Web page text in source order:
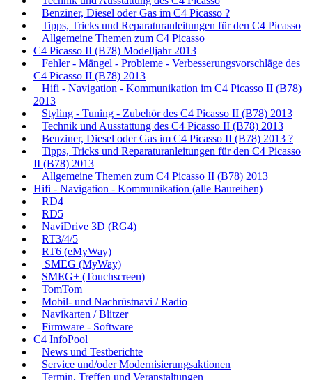
Benziner, Diesel oder Gas im C4 Picasso ?
Tipps, Tricks und Reparaturanleitungen für den C4 Picasso
Allgemeine Themen zum C4 Picasso
C4 Picasso II (B78) Modelljahr 2013
Fehler - Mängel - Probleme - Verbesserungsvorschläge des
C4 Picasso II (B78) 2013
Hifi - Navigation - Kommunikation im C4 Picasso II (B78)
2013
Styling - Tuning - Zubehör des C4 Picasso II (B78) 2013
Technik und Ausstattung des C4 Picasso II (B78) 2013
Benziner, Diesel oder Gas im C4 Picasso II (B78) 2013 ?
Tipps, Tricks und Reparaturanleitungen für den C4 Picasso
II (B78) 2013
Allgemeine Themen zum C4 Picasso II (B78) 2013
Hifi - Navigation - Kommunikation (alle Baureihen)
RD4
RD5
NaviDrive 3D (RG4)
RT3/4/5
RT6 (eMyWay)
SMEG (MyWay)
SMEG+ (Touchscreen)
TomTom
Mobil- und Nachrüstnavi / Radio
Navikarten / Blitzer
Firmware - Software
C4 InfoPool
News und Testberichte
Service und/oder Modernisierungsaktionen
Termin, Treffen und Veranstaltungen